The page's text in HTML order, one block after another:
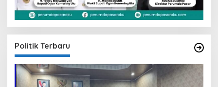
Politik Terbaru